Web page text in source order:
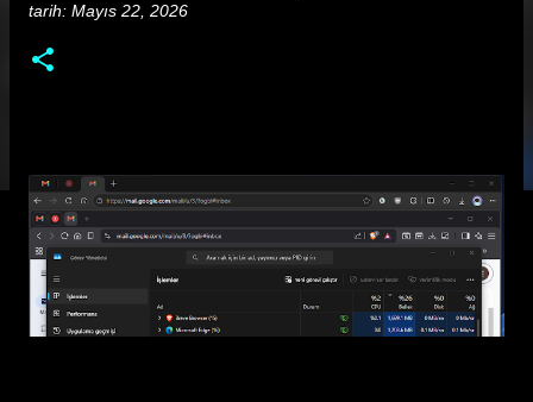
tarih: Mayıs 22, 2026